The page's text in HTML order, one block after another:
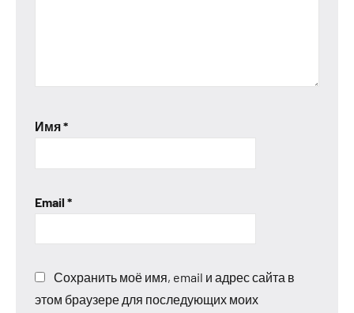
Имя*
Email *
Сохранить моё имя, email и адрес сайта в
этом браузере для последующих моих